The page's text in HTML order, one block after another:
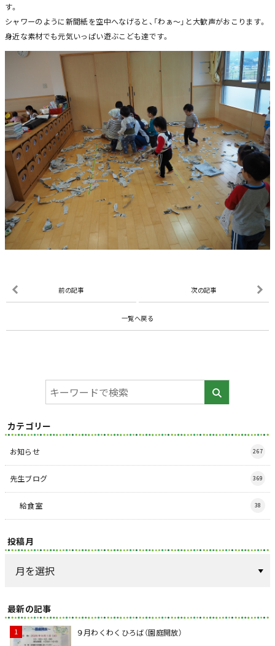
す。
シャワーのように新聞紙を空中へなげると、「わぁ～」と大歓声がおこります。
身近な素材でも元気いっぱい遊ぶこども達です。
前の記事 次の記事
一覧へ戻る
カテゴリー
お知らせ 267
先生ブログ 369
給食室 38
投稿月
最新の記事
９月わくわくひろば（園庭開放）